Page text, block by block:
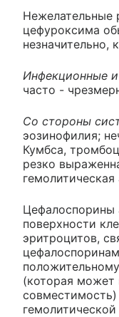
Нежелательные
цефуроксима
незначительно,
Инфекционные и
часто -
Со стороны
эозинофилия;
Кумбса,
резко
гемолитическая
Цефалоспорины
поверхности
эритроцитов,
(которая может